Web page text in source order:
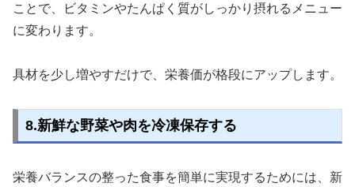
ことで、ビタミンやたんぱく質がしっかり摂れるメニュー
に変わります。
具材を少し増やすだけで、栄養価が格段にアップします。
8.新鮮な野菜や肉を冷凍保存する
栄養バランスの整った食事を簡単に実現するためには、新